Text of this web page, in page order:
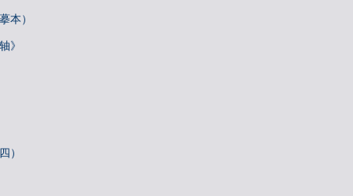
本）
》
）